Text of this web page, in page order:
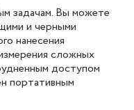
задачам. Вы можете
и черными
нанесения
сложных
доступом
портативным